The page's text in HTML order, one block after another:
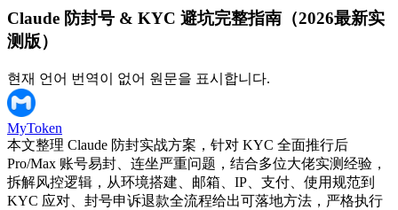
Claude 防封号 & KYC 避坑完整指南（2026最新实
测版）
현재 언어 번역이 없어 원문을 표시합니다.
MyToken
本文整理 Claude 防封实战方案，针对 KYC 全面推行后
Pro/Max 账号易封、连坐严重问题，结合多位大佬实测经验，
拆解风控逻辑，从环境搭建、邮箱、IP、支付、使用规范到
KYC 应对、封号申诉退款全流程给出可落地方法，严格执行